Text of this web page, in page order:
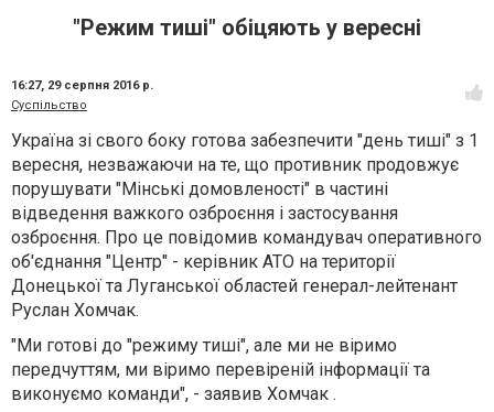
"Режим тиші" обіцяють у вересні
16:27, 29 серпня 2016 р.
Суспільство
Україна зі свого боку готова забезпечити "день тиші" з 1
вересня, незважаючи на те, що противник продовжує
порушувати "Мінські домовленості" в частині
відведення важкого озброєння і застосування
озброєння. Про це повідомив командувач оперативного
об'єднання "Центр" - керівник АТО на території
Донецької та Луганської областей генерал-лейтенант
Руслан Хомчак.
"Ми готові до "режиму тиші", але ми не віримо
передчуттям, ми віримо перевіреній інформації та
виконуємо команди", - заявив Хомчак .